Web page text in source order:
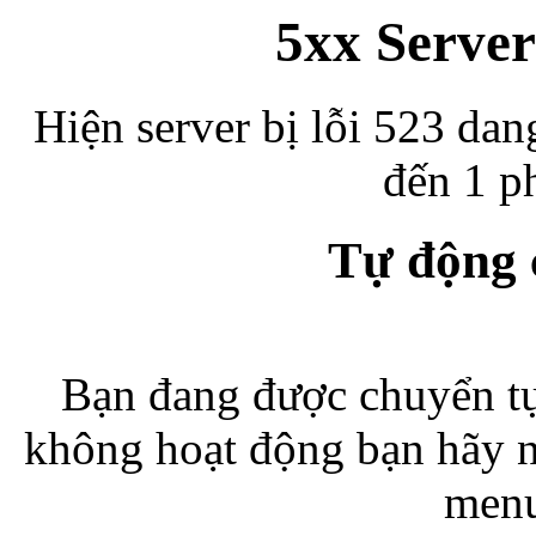
5xx
Hiện server bị lỗi 523
đến 1
Tự động
Bạn đang được chuyển
không hoạt động bạn hãy